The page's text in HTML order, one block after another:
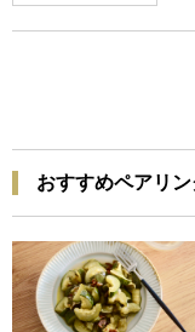
おすすめペアリ